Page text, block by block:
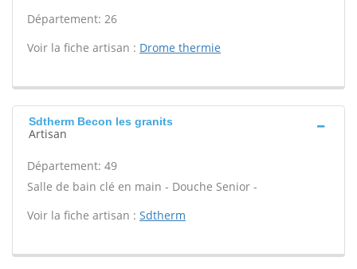
Département: 26
Voir la fiche artisan : Drome thermie
Sdtherm Becon les granits
Artisan
Département: 49
Salle de bain clé en main - Douche Senior -
Voir la fiche artisan : Sdtherm